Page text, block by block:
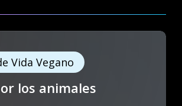
Vida Vegano
los animales